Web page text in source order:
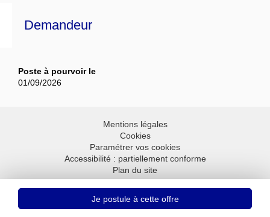
Demandeur
Poste à pourvoir le
01/09/2026
Mentions légales
Cookies
Paramétrer vos cookies
Accessibilité : partiellement conforme
Plan du site
Aller en haut